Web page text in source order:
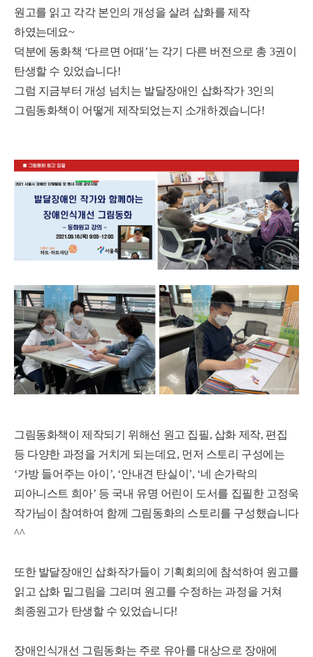
원고를 읽고 각각 본인의 개성을 살려 삽화를 제작
하였는데요~
덕분에 동화책 ‘다르면 어때 ’는 각기 다른 버전으로 총 3권이
탄생할 수 있었습니다!
그럼 지금부터 개성 넘치는 발달장애인 삽화작가 3인의
그림동화책이 어떻게 제작되었는지 소개하겠습니다!
그림동화책이 제작되기 위해선 원고 집필, 삽화 제작, 편집
등 다양한 과정을 거치게 되는데요, 먼저 스토리 구성에는
‘가방 들어주는 아이 ’, ‘안내견 탄실이 ’, ‘네 손가락의
피아니스트 희아’ 등 국내 유명 어린이 도서를 집필한 고정욱
작가님이 참여하여 함께 그림동화의 스토리를 구성했습니다
^^
또한 발달장애인 삽화작가들이 기획회의에 참석하여 원고를
읽고 삽화 밑그림을 그리며 원고를 수정하는 과정을 거쳐
최종원고가 탄생할 수 있었습니다!
장애인식개선 그림동화는 주로 유아를 대상으로 장애에